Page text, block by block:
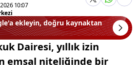
10:07
ekleyin, doğru kaynaktan
Dairesi, yıllık izin
emsal niteliğinde bir